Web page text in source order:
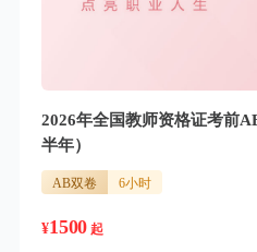
2026年全国教师资格证考前
半年）
AB双卷 6小时
¥1500 起